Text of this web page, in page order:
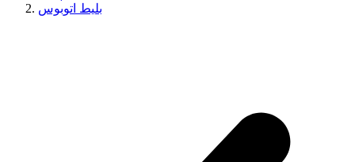
بلیط اتوبوس